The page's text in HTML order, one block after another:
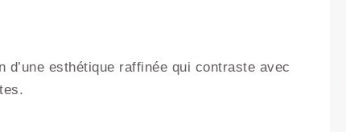
d’une esthétique raffinée qui contraste avec